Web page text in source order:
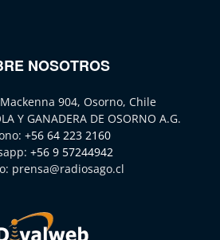
NOSOTROS
904, Osorno, Chile
Y GANADERA DE OSORNO A.G.
+56 64 223 2160
+56 9 57244942
prensa@radiosago.cl